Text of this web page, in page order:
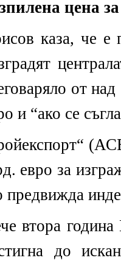
цена
каза, че е
от
и “ако се
евро за
предвижда
втора
до